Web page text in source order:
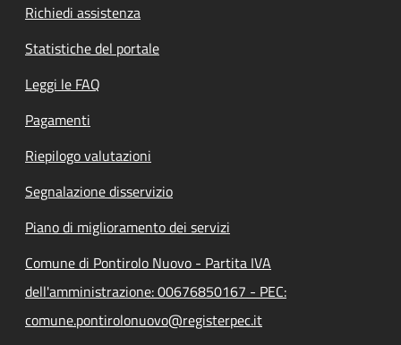
Richiedi assistenza
Statistiche del portale
Leggi le FAQ
Pagamenti
Riepilogo valutazioni
Segnalazione disservizio
Piano di miglioramento dei servizi
Comune di Pontirolo Nuovo - Partita IVA
dell'amministrazione: 00676850167 - PEC:
comune.pontirolonuovo@registerpec.it